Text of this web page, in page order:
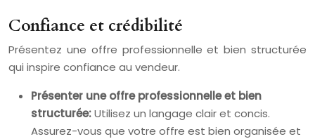
Confiance et crédibilité
Présentez une offre professionnelle et bien structurée
qui inspire confiance au vendeur.
Présenter une offre professionnelle et bien
structurée:Utilisez un langage clair et concis.
Assurez-vous que votre offre est bien organisée et